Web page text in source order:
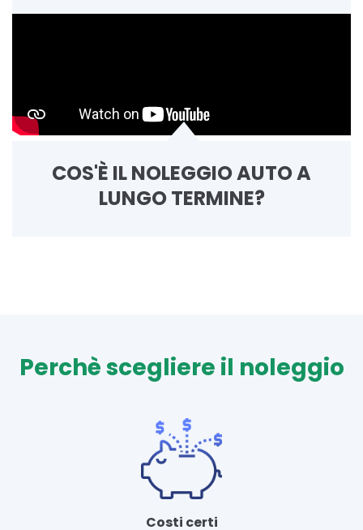
COS'È IL NOLEGGIO AUTO A
LUNGO TERMINE?
Perchè scegliere il noleggio
Costi certi